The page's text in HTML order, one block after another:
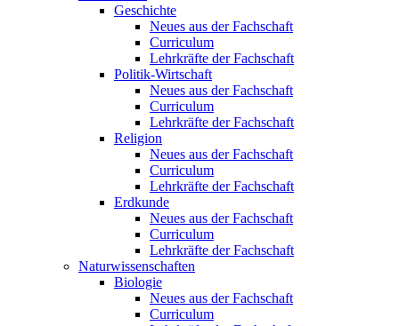
Geschichte
Neues aus der Fachschaft
Curriculum
Lehrkräfte der Fachschaft
Politik-Wirtschaft
Neues aus der Fachschaft
Curriculum
Lehrkräfte der Fachschaft
Religion
Neues aus der Fachschaft
Curriculum
Lehrkräfte der Fachschaft
Erdkunde
Neues aus der Fachschaft
Curriculum
Lehrkräfte der Fachschaft
Naturwissenschaften
Biologie
Neues aus der Fachschaft
Curriculum